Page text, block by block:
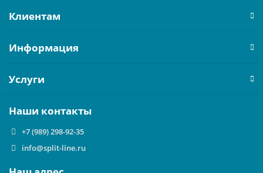
Клиентам
Информация
Услуги
Наши контакты
+7 (989) 298-92-35
info@split-line.ru